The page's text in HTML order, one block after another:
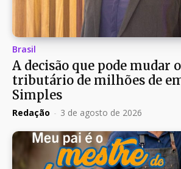
Brasil
A decisão que pode mudar
tributário de milhões de
Simples
Redação - 3 de agosto de 2026